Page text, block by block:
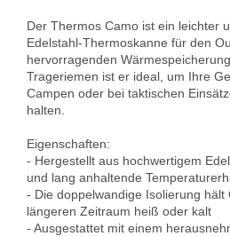
Der Thermos Camo ist ein leichter
Edelstahl-Thermoskanne für den
hervorragenden
Trageriemen ist er ideal, um Ihre
Campen oder bei taktischen
halten.
Eigenschaften:
- Hergestellt aus hochwertigem
und lang anhaltende
- Die doppelwandige Isolierung hält
längeren Zeitraum heiß oder kalt
- Ausgestattet mit einem